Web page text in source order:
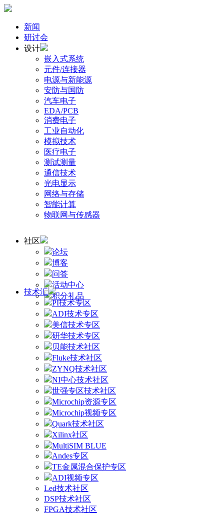
新闻
研讨会
设计
嵌入式系统
元件/连接器
电源与新能源
安防与国防
汽车电子
EDA/PCB
消费电子
工业自动化
模拟技术
医疗电子
测试测量
通信技术
光电显示
网络与存储
智能计算
物联网与传感器
社区
论坛
博客
问答
活动中心
积分礼品
技术汇
PI技术专区
ADI技术专区
美信技术专区
研华技术专区
贝能技术社区
Fluke技术社区
ZYNQ技术社区
NI中心技术社区
世强专区技术社区
Microchip资源专区
Microchip视频专区
Quark技术社区
Xilinx社区
MultiSIM BLUE
Andes专区
TE金属混合保护专区
ADI视频专区
Led技术社区
DSP技术社区
FPGA技术社区